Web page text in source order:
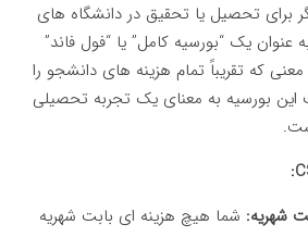
برای تحصیل یا تحقیق در دانشگاه های
یک “بورسیه کامل” یا “فول فاند”
که تقریباً تمام هزینه های دانشجو را
بورسیه به معنای یک تجربه تحصیلی
شما هیچ هزینه ای بابت شهریه